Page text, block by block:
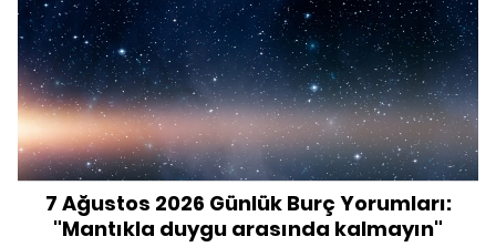
7 Ağustos 2026 Günlük Burç Yorumları:
"Mantıkla duygu arasında kalmayın"